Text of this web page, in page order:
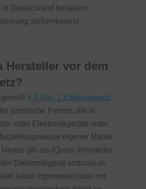
in Deutschland bestellen,
stellvertretend
Hersteller vor dem
§ 3 Abs. 1 Elektrogesetz
juristische Person, die in
oder Elektronikgeräte unter
eigener Marke
gilt als (Quasi-)Hersteller,
Elektronikgerät erstmals in
(etwa Importeure) oder mit